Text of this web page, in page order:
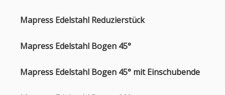
Mapress Edelstahl Reduzierstück
Mapress Edelstahl Bogen 45°
Mapress Edelstahl Bogen 45° mit Einschubende